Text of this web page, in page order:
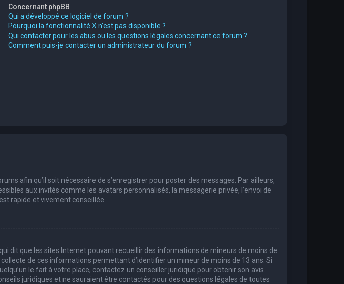
Concernant phpBB
Qui a développé ce logiciel de forum ?
Pourquoi la fonctionnalité X n’est pas disponible ?
Qui contacter pour les abus ou les questions légales concernant ce forum ?
Comment puis-je contacter un administrateur du forum ?
afin qu’il soit nécessaire de s’enregistrer pour poster des messages. Par ailleurs,
aux invités comme les avatars personnalisés, la messagerie privée, l’envoi de
rapide et vivement conseillée.
dit que les sites Internet pouvant recueillir des informations de mineurs de moins de
de ces informations permettant d’identifier un mineur de moins de 13 ans. Si
le fait à votre place, contactez un conseiller juridique pour obtenir son avis.
juridiques et ne sauraient être contactés pour des questions légales de toutes